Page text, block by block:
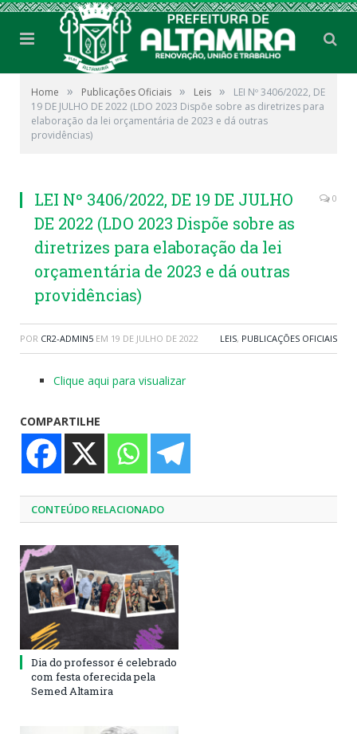
Home » Publicações Oficiais » Leis »
LEI Nº 3406/2022, DE
19 DE JULHO DE 2022 (LDO 2023 Dispõe sobre as diretrizes para
elaboração da lei orçamentária de 2023 e dá outras
providências)
LEI Nº 3406/2022, DE 19 DE JULHO
DE 2022 (LDO 2023 Dispõe sobre as
diretrizes para elaboração da lei
orçamentária de 2023 e dá outras
providências)
0
POR CR2-ADMIN5 EM 19 DE JULHO DE 2022 LEIS, PUBLICAÇÕES OFICIAIS
Clique aqui para visualizar
COMPARTILHE
CONTEÚDO RELACIONADO
Dia do professor é celebrado
com festa oferecida pela
Semed Altamira